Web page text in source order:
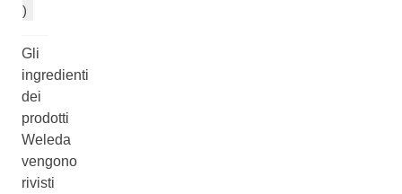
)
Gli
ingredienti
dei
prodotti
Weleda
vengono
rivisti